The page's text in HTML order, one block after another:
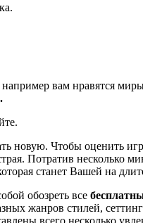
вам нравятся
новую. Чтобы оценить
Потратив несколько
станет Вашей на
обозреть все
жанров стилей,